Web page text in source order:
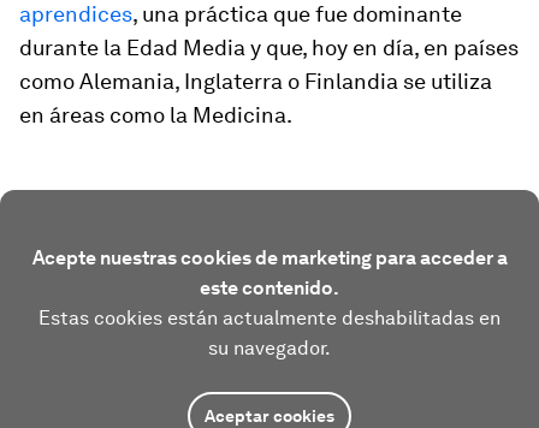
aprendices, una práctica que fue dominante
durante la Edad Media y que, hoy en día, en países
como Alemania, Inglaterra o Finlandia se utiliza
en áreas como la Medicina.
Acepte nuestras cookies de marketing para acceder a
este contenido.
Estas cookies están actualmente deshabilitadas en
su navegador.
Aceptar cookies